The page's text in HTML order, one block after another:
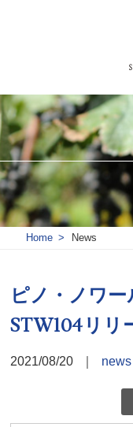
Home News
ピノ・ノワ
STW104リリ
2021/08/20 news